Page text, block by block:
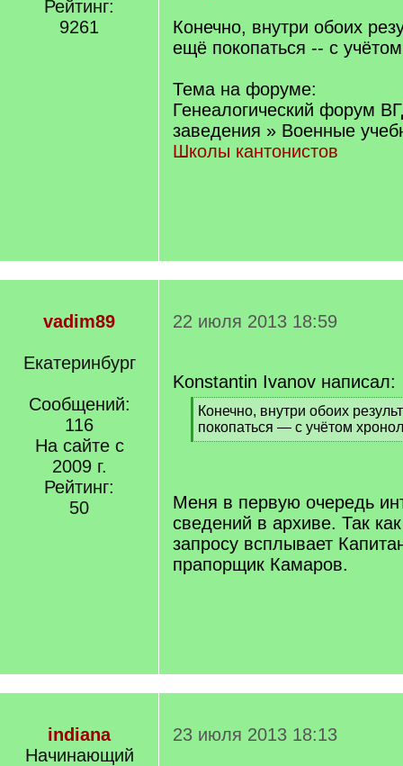
Рейтинг:
9261
Конечно, внутри обоих
ещё покопаться -- с
Тема на форуме:
Генеалогический форум
заведения » Военные
Школы кантонистов
vadim89
Екатеринбург
Сообщений:
116
На сайте с
2009 г.
Рейтинг:
50
22 июля 2013 18:59
Konstantin Ivanov написал:
[
q
]
Конечно, внутри обоих
покопаться — с учётом
[
Меня в первую очередь
сведений в архиве. Так
запросу всплывает
прапорщик Камаров.
indiana
Начинающий
23 июля 2013 18:13